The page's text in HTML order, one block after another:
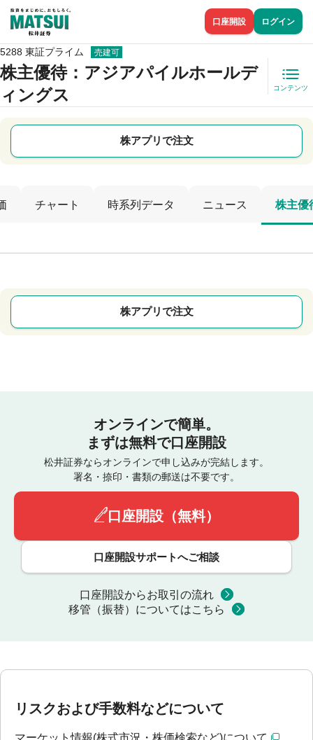
口座開設 ログイン
5288 東証プライム 売建可
株主優待：アジアパイルホールデ
ィングス
コンテンツ
株アプリで注文
チャート 時系列データ ニュース 株主優
株アプリで注文
オンラインで簡単。
まずは無料で口座開設
松井証券ならオンラインで申し込みが完結します。
署名・捺印・書類の郵送は不要です。
口座開設（無料）
口座開設サポートへご相談
口座開設からお取引の流れ
移管（振替）についてはこちら
リスクおよび手数料などについて
マーケット情報(株式市況・株価検索など)について